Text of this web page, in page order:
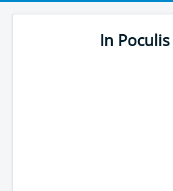
In Poculis